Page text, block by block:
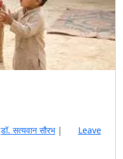
डॉ. सत्यवान सौरभ |
Leave